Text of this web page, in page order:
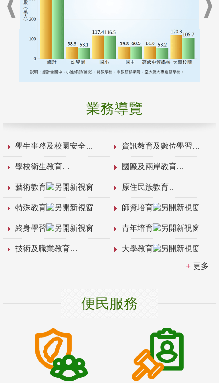
業務導覽
學生事務及校園安全 資訊教育及數位學習
學校衛生教育 國際及兩岸教育
藝術教育 原住民族教育
特殊教育 師資培育
終身學習 青年培育
技術及職業教育 大學教育
更多
便民服務